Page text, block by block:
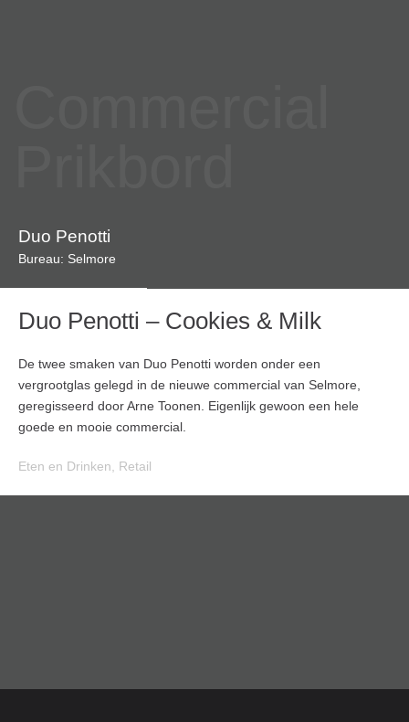
Duo Penotti
Bureau: Selmore
Duo Penotti – Cookies & Milk
De twee smaken van Duo Penotti worden onder een
vergrootglas gelegd in de nieuwe commercial van Selmore,
geregisseerd door Arne Toonen. Eigenlijk gewoon een hele
goede en mooie commercial.
Eten en Drinken Retail